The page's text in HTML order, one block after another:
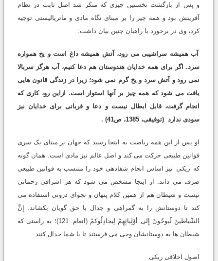
و پس از بازگشت نخستین چیزی که منکر شد اصل ثابت در نظام
آفرینش بود و همه چیز را بر مبنای نگاه مادی و ماتریالیستی توجیه
کرد، وی در برخورد با راهبان چنین بیان داشت:
آب همیشه سراشیبى مى رود، آتش همیشه داغ است و یخ همواره
سرد. اگر براى همه خدایان هندوستان هم دعا کنیم، آب هرگز سربالا
نمى رود و آتش سرد و یخ گرم نمى شود؛ زیرا در زندگى قانون هایى
یافت مى شود که همه چیز بر آنها استوار است. ازاین رو، کارى که
انجام گرفت، قابل ابطال نیست و دعا و قربانى براى خدایان نیز
سودى ندارد (توفیقی، 1385، ص41) .
او پس از این همه ریاضت به اینجا رسید که جهان بر مبنای یک سری
قوانین طبیعی حرکت می کند و اصل عالم نیز مادی است. همان گونه
که ریکی نیز اساس انجام شفادهی خود را منتسب به قوانین طبیعی
صرف می داند. از اینجا مشخص می شود که هر اشراقی رحمانی
نیست و شیطان هم از همین کلام پنهان و نجوای درونی استفاده می
کند تا دوستانش را به گمراهی و جدال با حق گویان بکشاند. إِنَّ
الشَّیاطینَ لَیوحُونَ إِلی أوْلِیائِهِمْ لِیجادِلُوکمْ (انعام: 121)؛ به راستی که
شیطان ها به دوستانشان وحی می فرستند تا با شما جدال کنند.
اصول اخلاقی ریکی